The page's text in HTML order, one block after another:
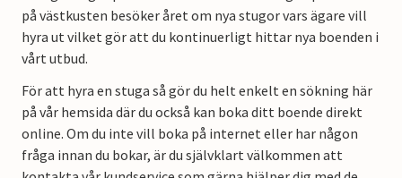
på västkusten besöker året om nya stugor vars ägare vill
hyra ut vilket gör att du kontinuerligt hittar nya boenden i
vårt utbud.
För att hyra en stuga så gör du helt enkelt en sökning här
på vår hemsida där du också kan boka ditt boende direkt
online. Om du inte vill boka på internet eller har någon
fråga innan du bokar, är du självklart välkommen att